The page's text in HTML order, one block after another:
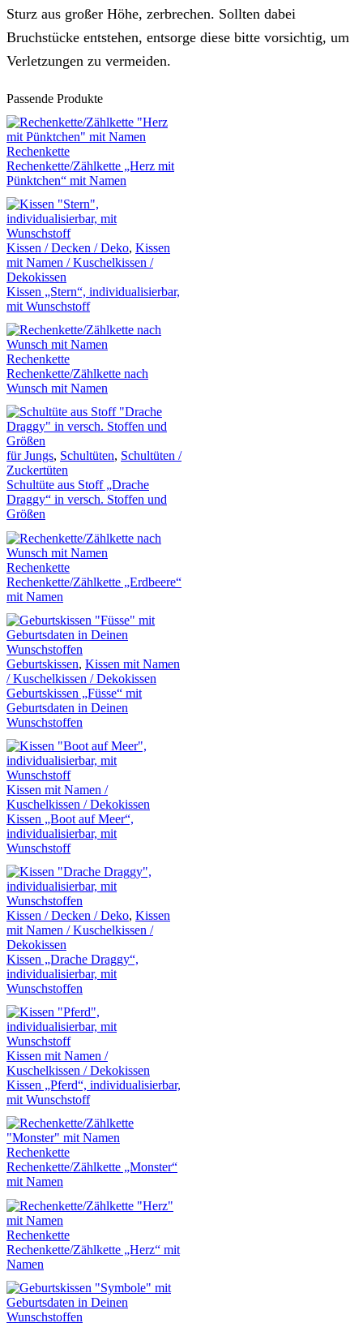
Sturz aus großer Höhe, zerbrechen. Sollten dabei
Bruchstücke entstehen, entsorge diese bitte vorsichtig, um
Verletzungen zu vermeiden.
Passende Produkte
Rechenkette
Rechenkette/Zählkette „Herz mit
Pünktchen“ mit Namen
Kissen / Decken / Deko, Kissen
mit Namen / Kuschelkissen /
Dekokissen
Kissen „Stern“, individualisierbar,
mit Wunschstoff
Rechenkette
Rechenkette/Zählkette nach
Wunsch mit Namen
für Jungs, Schultüten, Schultüten /
Zuckertüten
Schultüte aus Stoff „Drache
Draggy“ in versch. Stoffen und
Größen
Rechenkette
Rechenkette/Zählkette „Erdbeere“
mit Namen
Geburtskissen, Kissen mit Namen
/ Kuschelkissen / Dekokissen
Geburtskissen „Füsse“ mit
Geburtsdaten in Deinen
Wunschstoffen
Kissen mit Namen /
Kuschelkissen / Dekokissen
Kissen „Boot auf Meer“,
individualisierbar, mit
Wunschstoff
Kissen / Decken / Deko, Kissen
mit Namen / Kuschelkissen /
Dekokissen
Kissen „Drache Draggy“,
individualisierbar, mit
Wunschstoffen
Kissen mit Namen /
Kuschelkissen / Dekokissen
Kissen „Pferd“, individualisierbar,
mit Wunschstoff
Rechenkette
Rechenkette/Zählkette „Monster“
mit Namen
Rechenkette
Rechenkette/Zählkette „Herz“ mit
Namen